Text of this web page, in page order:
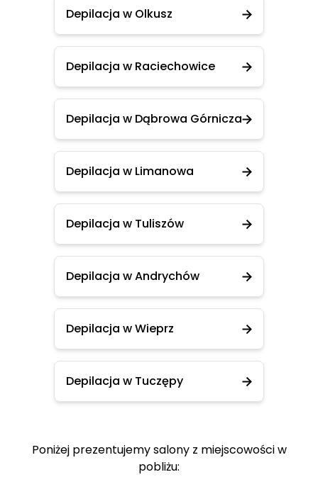
Depilacja w Olkusz
Depilacja w Raciechowice
Depilacja w Dąbrowa Górnicza
Depilacja w Limanowa
Depilacja w Tuliszów
Depilacja w Andrychów
Depilacja w Wieprz
Depilacja w Tuczępy
Poniżej prezentujemy salony z miejscowości w
pobliżu: